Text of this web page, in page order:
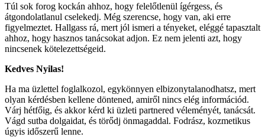
Túl sok forog kockán ahhoz, hogy felelőtlenül ígérgess, és
átgondolatlanul cselekedj. Még szerencse, hogy van, aki erre
figyelmeztet. Hallgass rá, mert jól ismeri a tényeket, eléggé tapasztalt
ahhoz, hogy hasznos tanácsokat adjon. Ez nem jelenti azt, hogy
nincsenek kötelezettségeid.
Kedves Nyilas!
Ha ma üzlettel foglalkozol, egykönnyen elbizonytalanodhatsz, mert
olyan kérdésben kellene döntened, amiről nincs elég információd.
Várj hétfőig, és akkor kérd ki üzleti partnered véleményét, tanácsát.
Vágd sutba dolgaidat, és törődj önmagaddal. Fodrász, kozmetikus
úgyis időszerű lenne.